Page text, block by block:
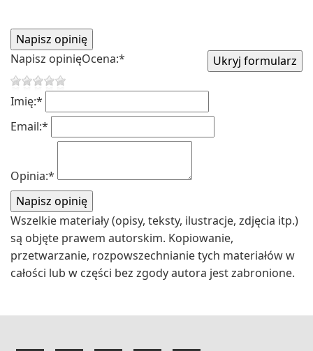
Napisz opinięOcena:*
Imię:*
Email:*
Opinia:*
Wszelkie materiały (opisy, teksty, ilustracje, zdjęcia itp.)
są objęte prawem autorskim. Kopiowanie,
przetwarzanie, rozpowszechnianie tych materiałów w
całości lub w części bez zgody autora jest zabronione.